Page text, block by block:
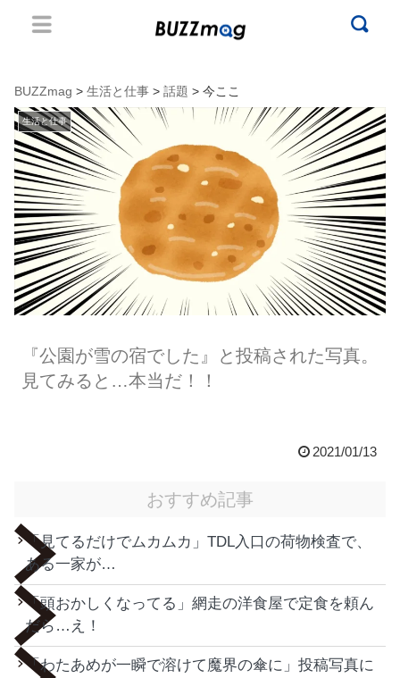
BUZZmag > 生活と仕事 > 話題 > 今ここ
生活と仕事
『公園が雪の宿でした』と投稿された写真。
見てみると…本当だ！！
2021/01/13
おすすめ記事
「見てるだけでムカムカ」TDL入口の荷物検査で、
ある一家が…
「頭おかしくなってる」網走の洋食屋で定食を頼ん
だら…え！
「わたあめが一瞬で溶けて魔界の傘に」投稿写真に